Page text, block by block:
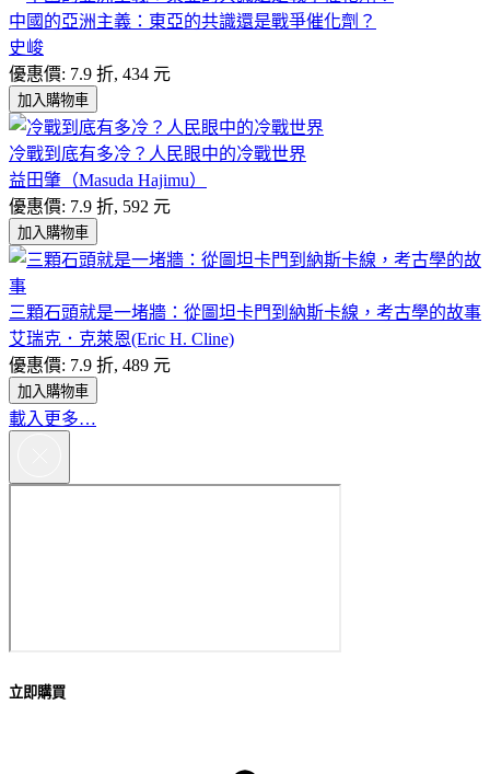
中國的亞洲主義：東亞的共識還是戰爭催化劑？
史峻
優惠價: 7.9 折, 434 元
加入購物車
冷戰到底有多冷？人民眼中的冷戰世界
益田肇（Masuda Hajimu）
優惠價: 7.9 折, 592 元
加入購物車
三顆石頭就是一堵牆：從圖坦卡門到納斯卡線，考古學的故事
艾瑞克．克萊恩(Eric H. Cline)
優惠價: 7.9 折, 489 元
加入購物車
載入更多…
立即購買